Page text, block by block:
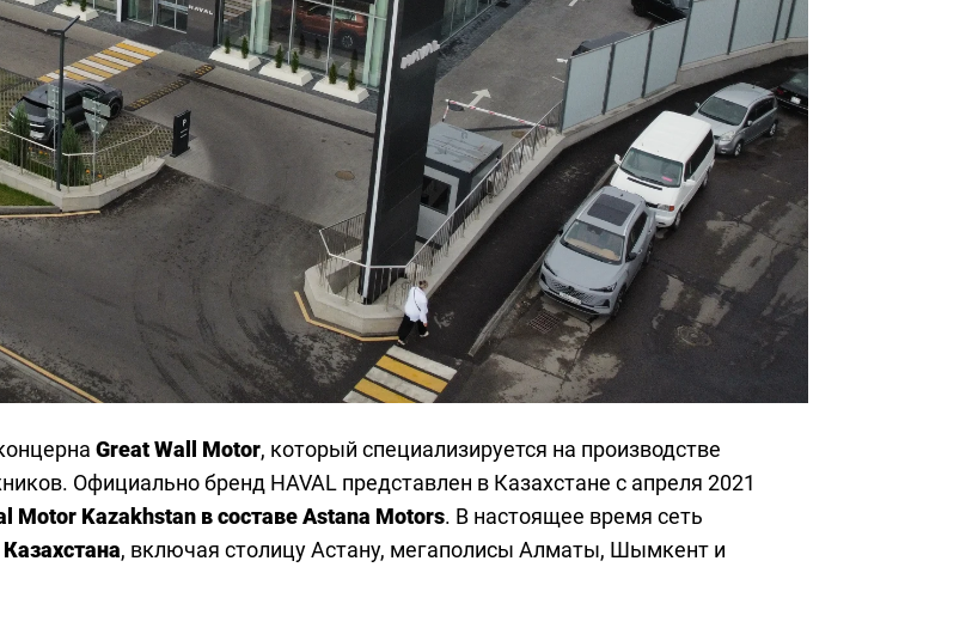
Great Wall Motor, который специализируется на производстве
Официально бренд HAVAL представлен в Казахстане с апреля 2021
Motor Kazakhstan в составе Astana Motors. В настоящее время сеть
, включая столицу Астану, мегаполисы Алматы, Шымкент и